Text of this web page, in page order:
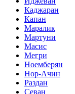
Каджаран
Капан
Маралик
Мартуни
Масис
Мегри
Ноемберян
Нор-Ачин
Раздан
Севан